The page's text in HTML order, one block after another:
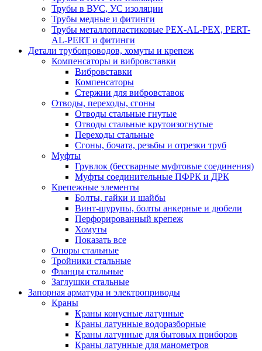
Трубы в ВУС, УС изоляции
Трубы медные и фитинги
Трубы металлопластиковые PEX-AL-PEX, PERT-
AL-PERT и фитинги
Детали трубопроводов, хомуты и крепеж
Компенсаторы и вибровставки
Вибровставки
Компенсаторы
Стержни для вибровставок
Отводы, переходы, сгоны
Отводы стальные гнутые
Отводы стальные крутоизогнутые
Переходы стальные
Сгоны, бочата, резьбы и отрезки труб
Муфты
Грувлок (бессварные муфтовые соединения)
Муфты соединительные ПФРК и ДРК
Крепежные элементы
Болты, гайки и шайбы
Винт-шурупы, болты анкерные и дюбели
Перфорированный крепеж
Хомуты
Показать все
Опоры стальные
Тройники стальные
Фланцы стальные
Заглушки стальные
Запорная арматура и электроприводы
Краны
Краны конусные латунные
Краны латунные водоразборные
Краны латунные для бытовых приборов
Краны латунные для манометров